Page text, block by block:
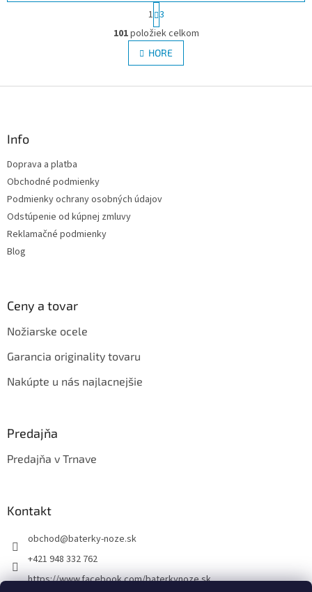
O
v
l
á
y
S
t
r
á
n
k
v
1 3
101položiek celkom
HORE
Info
Doprava a platba
Obchodné podmienky
Podmienky ochrany osobných údajov
Odstúpenie od kúpnej zmluvy
Reklamačné podmienky
Blog
Ceny a tovar
Nožiarske ocele
Garancia originality tovaru
Nakúpte u nás najlacnejšie
Predajňa
Predajňa v Trnave
Kontakt
obchod@baterky-noze.sk
+421 948 332 762
https://www.facebook.com/baterkynoze.sk